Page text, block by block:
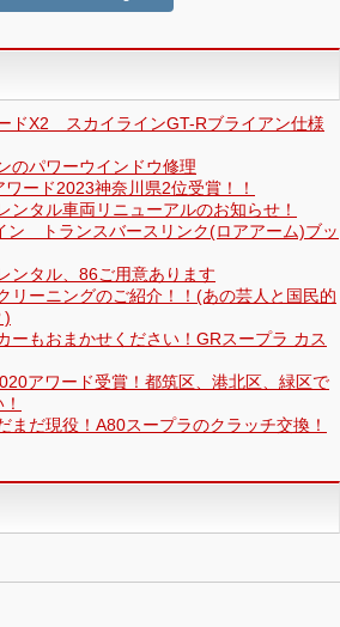
ドX2 スカイラインGT-Rブライアン仕様
のパワーウインドウ修理
ード2023神奈川県2位受賞！！
ンタル車両リニューアルのお知らせ！
ン トランスバースリンク(ロアアーム)ブッ
ンタル、86ご用意あります
リーニングのご紹介！！(あの芸人と国民的
)
ーもおまかせください！GRスープラ カス
アワード受賞！都筑区、港北区、緑区で
まだ現役！A80スープラのクラッチ交換！